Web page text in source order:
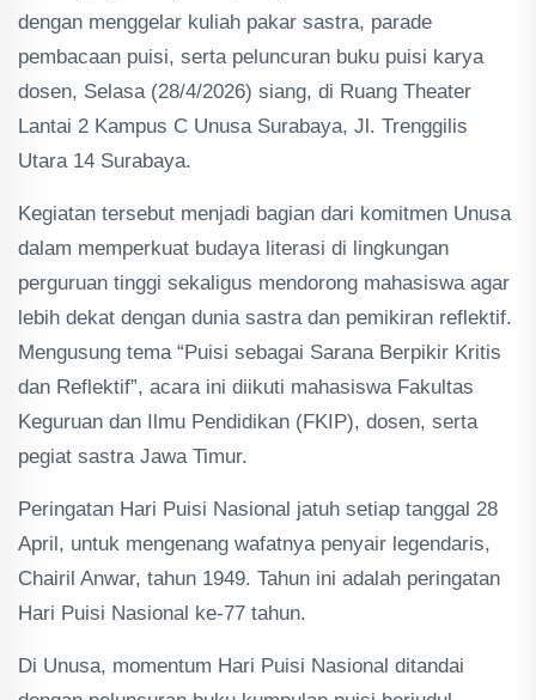
dengan menggelar kuliah pakar sastra, parade
pembacaan puisi, serta peluncuran buku puisi karya
dosen, Selasa (28/4/2026) siang, di Ruang Theater
Lantai 2 Kampus C Unusa Surabaya, Jl. Trenggilis
Utara 14 Surabaya.
Kegiatan tersebut menjadi bagian dari komitmen Unusa
dalam memperkuat budaya literasi di lingkungan
perguruan tinggi sekaligus mendorong mahasiswa agar
lebih dekat dengan dunia sastra dan pemikiran reflektif.
Mengusung tema “Puisi sebagai Sarana Berpikir Kritis
dan Reflektif”, acara ini diikuti mahasiswa Fakultas
Keguruan dan Ilmu Pendidikan (FKIP), dosen, serta
pegiat sastra Jawa Timur.
Peringatan Hari Puisi Nasional jatuh setiap tanggal 28
April, untuk mengenang wafatnya penyair legendaris,
Chairil Anwar, tahun 1949. Tahun ini adalah peringatan
Hari Puisi Nasional ke-77 tahun.
Di Unusa, momentum Hari Puisi Nasional ditandai